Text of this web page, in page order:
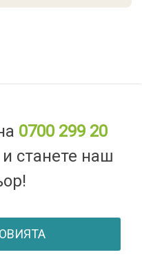
0700 299 20
и станете наш